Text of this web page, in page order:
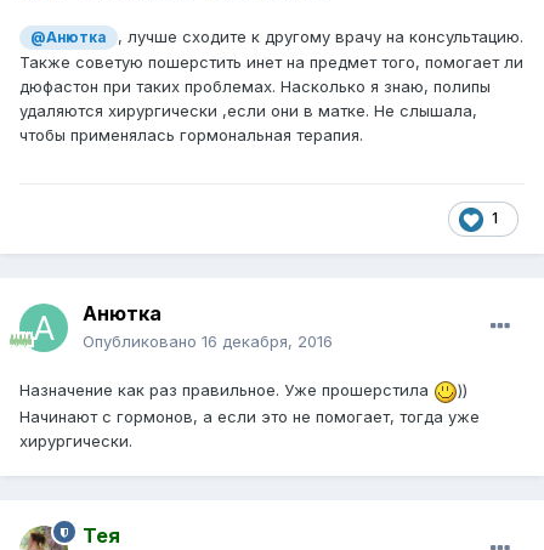
@Анютка
, лучше сходите к другому врачу на консультацию.
Также советую пошерстить инет на предмет того, помогает ли
дюфастон при таких проблемах. Насколько я знаю, полипы
удаляются хирургически ,если они в матке. Не слышала,
чтобы применялась гормональная терапия.
1
Анютка
Опубликовано 16 декабря, 2016
Назначение как раз правильное. Уже прошерстила
))
Начинают с гормонов, а если это не помогает, тогда уже
хирургически.
Тея